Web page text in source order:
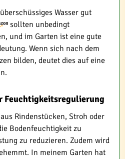
Wasser gut
sollten unbedingt
und im Garten ist eine gute
Wenn sich nach dem
bilden, deutet dies auf eine
Feuchtigkeitsregulierung
aus Rindenstücken, Stroh oder
Bodenfeuchtigkeit zu
zu reduzieren. Zudem wird
In meinem Garten hat